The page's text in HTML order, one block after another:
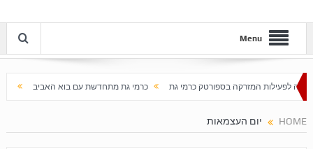
Menu
בספורטק כרמי גת כרמי גת מתחדשת עם בוא האביב עלייה חדה במחירי הדירות
HOME יום העצמאות